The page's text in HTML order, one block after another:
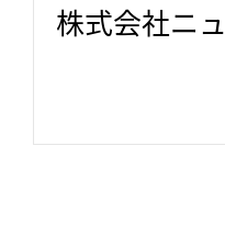
株式会社ニ